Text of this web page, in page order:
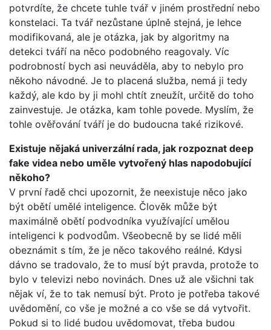
potvrdíte, že chcete tuhle tvář v jiném prostřední nebo
konstelaci. Ta tvář nezůstane úplně stejná, je lehce
modifikovaná, ale je otázka, jak by algoritmy na
detekci tváří na něco podobného reagovaly. Víc
podrobností bych asi neuváděla, aby to nebylo pro
někoho návodné. Je to placená služba, nemá ji tedy
každý, ale kdo by ji mohl chtít zneužít, určitě do toho
zainvestuje. Je otázka, kam tohle povede. Myslím, že
tohle ověřování tváří je do budoucna také rizikové.
Existuje nějaká univerzální rada, jak rozpoznat deep
fake videa nebo uměle vytvořený hlas napodobující
někoho?
V první řadě chci upozornit, že neexistuje něco jako
být obětí umělé inteligence. Člověk může být
maximálně obětí podvodníka využívající umělou
inteligenci k podvodům. Všeobecně by se lidé měli
obeznámit s tím, že je něco takového reálné. Kdysi
dávno se tradovalo, že to musí být pravda, protože to
bylo v televizi nebo novinách. Dnes už ale všichni tak
nějak ví, že to tak nemusí být. Proto je potřeba takové
uvědomění, co vše je možné a co vše se dá vytvořit.
Pokud si to lidé budou uvědomovat, třeba budou